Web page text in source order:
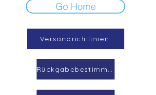
Go Home
Versandrichtlinien
Rückgabebestimmungen